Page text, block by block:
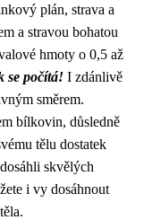
plán, strava a
a stravou bohatou
hmoty o 0,5 až
se počítá! I zdánlivě
směrem.
bílkovin, důsledně
tělu dostatek
skvělých
i vy dosáhnout